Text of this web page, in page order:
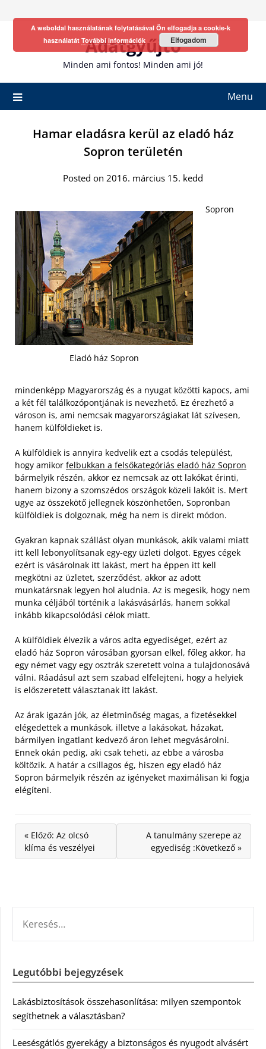
Adatgyűjtő
Minden ami fontos! Minden ami jó!
Menu
Hamar eladásra kerül az eladó ház
Sopron területén
Posted on 2016. március 15. kedd
Eladó ház Sopron
Sopron
mindenképp Magyarország és a nyugat közötti kapocs, ami
a két fél találkozópontjának is nevezhető. Ez érezhető a
városon is, ami nemcsak magyarországiakat lát szívesen,
hanem külföldieket is.
A külföldiek is annyira kedvelik ezt a csodás települést,
hogy amikor felbukkan a felsőkategóriás eladó ház Sopron
bármelyik részén, akkor ez nemcsak az ott lakókat érinti,
hanem bizony a szomszédos országok közeli lakóit is. Mert
ugye az összekötő jellegnek köszönhetően, Sopronban
külföldiek is dolgoznak, még ha nem is direkt módon.
Gyakran kapnak szállást olyan munkások, akik valami miatt
itt kell lebonyolítsanak egy-egy üzleti dolgot. Egyes cégek
ezért is vásárolnak itt lakást, mert ha éppen itt kell
megkötni az üzletet, szerződést, akkor az adott
munkatársnak legyen hol aludnia. Az is megesik, hogy nem
munka céljából történik a lakásvásárlás, hanem sokkal
inkább kikapcsolódási célok miatt.
A külföldiek élvezik a város adta egyediséget, ezért az
eladó ház Sopron városában gyorsan elkel, főleg akkor, ha
egy német vagy egy osztrák szeretett volna a tulajdonosává
válni. Ráadásul azt sem szabad elfelejteni, hogy a helyiek
is előszeretett választanak itt lakást.
Az árak igazán jók, az életminőség magas, a fizetésekkel
elégedettek a munkások, illetve a lakásokat, házakat,
bármilyen ingatlant kedvező áron lehet megvásárolni.
Ennek okán pedig, aki csak teheti, az ebbe a városba
költözik. A határ a csillagos ég, hiszen egy eladó ház
Sopron bármelyik részén az igényeket maximálisan ki fogja
elégíteni.
« Előző: Az olcsó
klíma és veszélyei
A tanulmány szerepe az
egyediség :Következő »
Legutóbbi bejegyzések
Lakásbiztosítások összehasonlítása: milyen szempontok
segíthetnek a választásban?
Leesésgátlós gyerekágy a biztonságos és nyugodt alvásért
A weboldal használatának folytatásával Ön elfogadja a cookie-k
használatát További információk Elfogadom